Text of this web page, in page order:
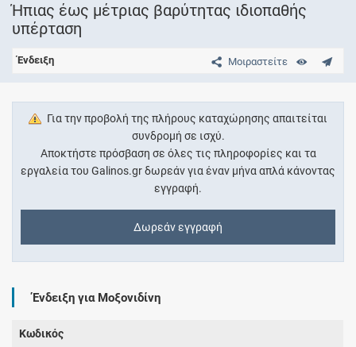
Ήπιας έως μέτριας βαρύτητας ιδιοπαθής
υπέρταση
Μοιραστείτε
Ένδειξη
Για την προβολή της πλήρους καταχώρησης απαιτείται
συνδρομή σε ισχύ.
Αποκτήστε πρόσβαση σε όλες τις πληροφορίες και τα
εργαλεία του Galinos.gr δωρεάν για έναν μήνα απλά κάνοντας
εγγραφή.
Δωρεάν εγγραφή
Ένδειξη για Μοξονιδίνη
Κωδικός